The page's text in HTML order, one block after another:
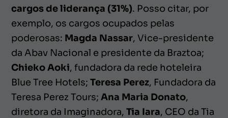
cargos de liderança (31%). Posso citar, por
exemplo, os cargos ocupados pelas
poderosas: Magda Nassar, Vice-presidente
da Abav Nacional e presidente da Braztoa;
Chieko Aoki, fundadora da rede hoteleira
Blue Tree Hotels;Teresa Perez, Fundadora da
Teresa Perez Tours;Ana Maria Donato,
diretora da Imaginadora,Tia Iara, CEO da Tia